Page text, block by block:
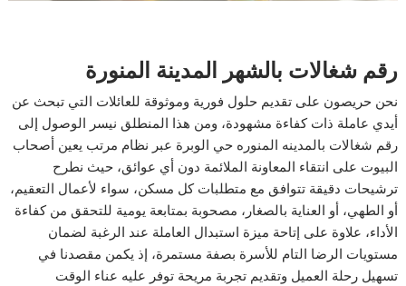
رقم شغالات بالشهر المدينة المنورة
نحن حريصون على تقديم حلول فورية وموثوقة للعائلات التي تبحث عن
أيدي عاملة ذات كفاءة مشهودة، ومن هذا المنطلق نيسر الوصول إلى
رقم شغالات بالمدينه المنوره حي الوبرة عبر نظام مرتب يعين أصحاب
البيوت على انتقاء المعاونة الملائمة دون أي عوائق، حيث نطرح
ترشيحات دقيقة تتوافق مع متطلبات كل مسكن، سواء لأعمال التعقيم،
أو الطهي، أو العناية بالصغار، مصحوبة بمتابعة يومية للتحقق من كفاءة
الأداء، علاوة على إتاحة ميزة استبدال العاملة عند الرغبة لضمان
مستويات الرضا التام للأسرة بصفة مستمرة، إذ يكمن مقصدنا في
تسهيل رحلة العميل وتقديم تجربة مريحة توفر عليه عناء الوقت